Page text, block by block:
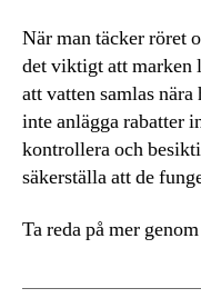
När man täcker röret
det viktigt att marken
att vatten samlas
inte anlägga rabatter
kontrollera och
säkerställa att de
Ta reda på mer